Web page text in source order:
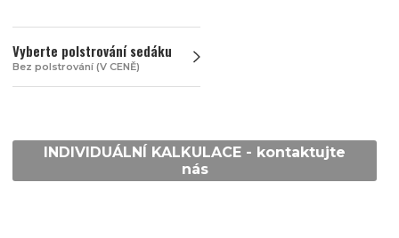
Vyberte polstrování sedáku
Bez polstrování (V CENĚ)
INDIVIDUÁLNÍ KALKULACE - kontaktujte
nás